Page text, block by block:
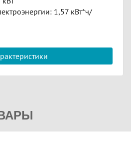
1,57 кВт*ч/